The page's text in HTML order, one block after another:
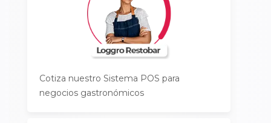
Cotiza nuestro Sistema POS para
negocios gastronómicos